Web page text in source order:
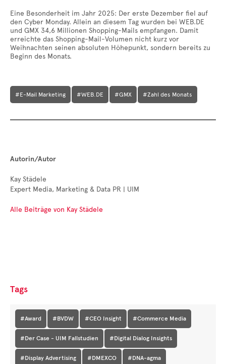
Eine Besonderheit im Jahr 2025: Der erste Dezember fiel auf
den Cyber Monday. Allein an diesem Tag wurden bei WEB.DE
und GMX 34,6 Millionen Shopping-Mails empfangen. Damit
erreichte das Shopping-Mail-Volumen nicht kurz vor
Weihnachten seinen absoluten Höhepunkt, sondern bereits zu
Beginn des Monats.
#E-Mail Marketing #WEB.DE #GMX #Zahl des Monats
Autorin/Autor
Kay Städele
Expert Media, Marketing & Data PR | UIM
Alle Beiträge von Kay Städele
Tags
#Award #BVDW #CEO Insight #Commerce Media
#Der Case - UIM Fallstudien #Digital Dialog Insights
#Display Advertising #DMEXCO #DNA-agma